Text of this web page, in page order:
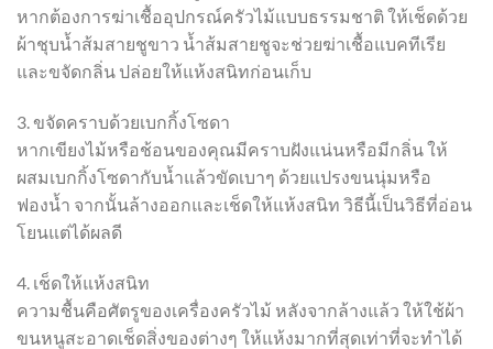
หากต้องการฆ่าเชื้ออุปกรณ์ครัวไม้แบบธรรมชาติ ให้เช็ดด้วย
ผ้าชุบน้ำส้มสายชูขาว น้ำส้มสายชูจะช่วยฆ่าเชื้อแบคทีเรีย
และขจัดกลิ่น ปล่อยให้แห้งสนิทก่อนเก็บ
3. ขจัดคราบด้วยเบกกิ้งโซดา
หากเขียงไม้หรือช้อนของคุณมีคราบฝังแน่นหรือมีกลิ่น ให้
ผสมเบกกิ้งโซดากับน้ำแล้วขัดเบาๆ ด้วยแปรงขนนุ่มหรือ
ฟองน้ำ จากนั้นล้างออกและเช็ดให้แห้งสนิท วิธีนี้เป็นวิธีที่อ่อน
โยนแต่ได้ผลดี
4. เช็ดให้แห้งสนิท
ความชื้นคือศัตรูของเครื่องครัวไม้ หลังจากล้างแล้ว ให้ใช้ผ้า
ขนหนูสะอาดเช็ดสิ่งของต่างๆ ให้แห้งมากที่สุดเท่าที่จะทำได้